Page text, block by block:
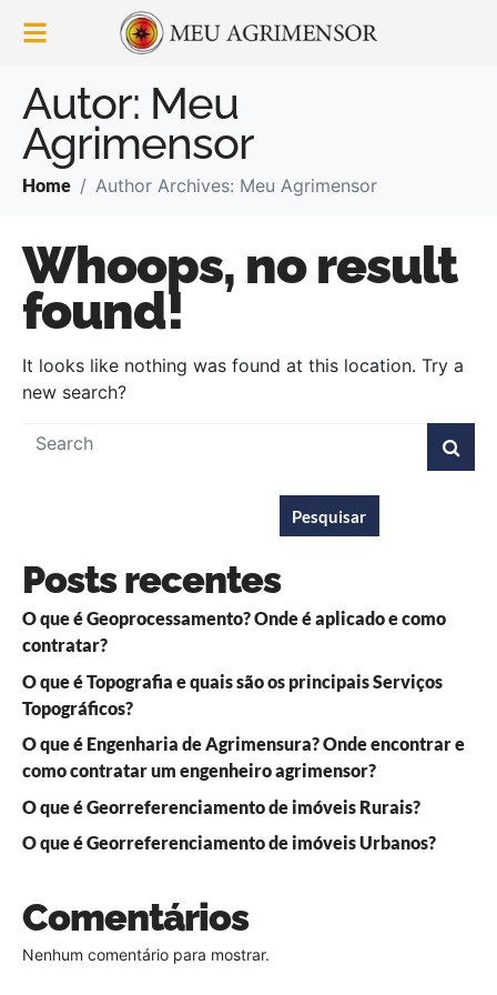
Autor: Meu
Agrimensor
Home Author Archives: Meu Agrimensor
Whoops, no result
found!
It looks like nothing was found at this location. Try a
new search?
Pesquisar
Posts recentes
O que é Geoprocessamento? Onde é aplicado e como
contratar?
O que é Topografia e quais são os principais Serviços
Topográficos?
O que é Engenharia de Agrimensura? Onde encontrar e
como contratar um engenheiro agrimensor?
O que é Georreferenciamento de imóveis Rurais?
O que é Georreferenciamento de imóveis Urbanos?
Comentários
Nenhum comentário para mostrar.